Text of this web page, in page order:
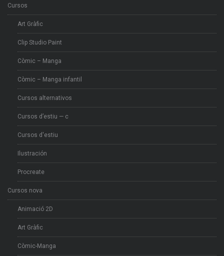
Cursos
Art Gràfic
Clip Studio Paint
Còmic – Manga
Còmic – Manga infantil
Cursos alternativos
Cursos d’estiu — c
Cursos d'estiu
Ilustración
Procreate
Cursos nova
Animació 2D
Art Gràfic
Còmic-Manga